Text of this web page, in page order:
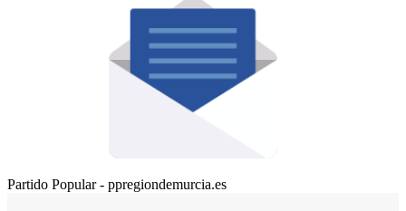
Partido Popular - ppregiondemurcia.es